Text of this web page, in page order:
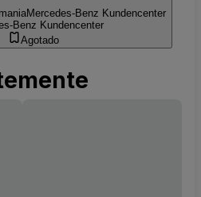
Mercedes-Benz Kundencenter
Benz Kundencenter
Agotado